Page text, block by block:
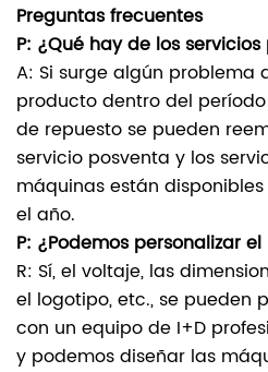
Preguntas frecuentes
P: ¿Qué hay de los
A: Si surge algún problema
producto dentro del
de repuesto se pueden
servicio posventa y los
máquinas están
el año.
P: ¿Podemos personalizar
R: Sí, el voltaje, las
el logotipo, etc., se pueden
con un equipo de I+D
y podemos diseñar las